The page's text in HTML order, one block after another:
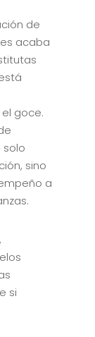
de
acaba
goce.
solo
sino
a
si